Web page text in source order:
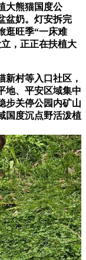
大熊猫国度公
盆奶。灯安拆完
逛旺季“一床难
，正正在扶植大
村等入口社区，
地、平安区域集中
步关停公园内矿山
国度沉点野活泼植